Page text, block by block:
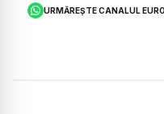
URMĂREȘTE CANALUL